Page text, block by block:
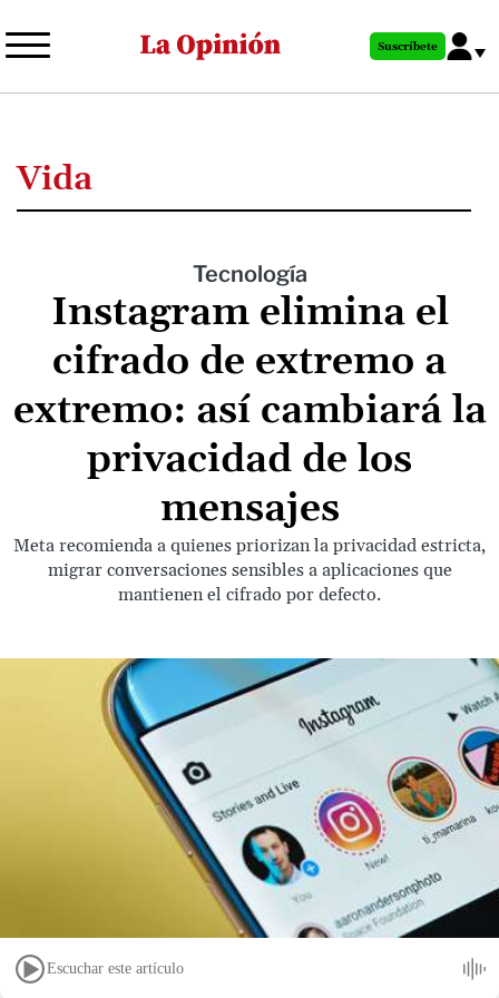
al
principal
Suscríbete
Vida
Tecnología
Instagram elimina el
cifrado de extremo a
extremo: así cambiará la
privacidad de los
mensajes
Meta recomienda a quienes priorizan la privacidad estricta,
migrar conversaciones sensibles a aplicaciones que
mantienen el cifrado por defecto.
Escuchar este artículo